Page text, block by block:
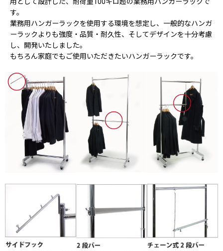
す。
業務用ハンガーラックを使用する環境を想定し、一般的なハンガ
ーラックよりも強度・品質・耐久性、そしてデザインを十分考慮
し、開発いたしました。
もちろん家庭でもご使用いただきたいハンガーラックです。